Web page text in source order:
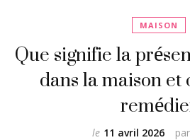
MAISON
Que signifie la
dans la maison
par
le 11 avril 2026